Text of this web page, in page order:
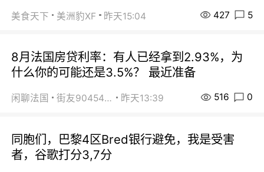
美食天下 美洲豹XF 昨天15:04 427 5
8月法国房贷利率：有人已经拿到2.93%，为
什么你的可能还是3.5%？ 最近准备
闲聊法国 街友90454511 昨天13:39 516 0
同胞们，巴黎4区Bred银行避免，我是受害
者，谷歌打分3,7分